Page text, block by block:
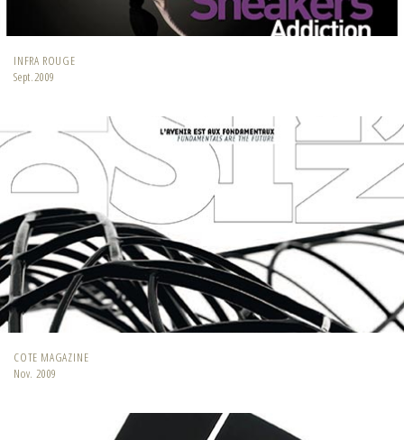
INFRA ROUGE
Sept.2009
COTE MAGAZINE
Nov. 2009